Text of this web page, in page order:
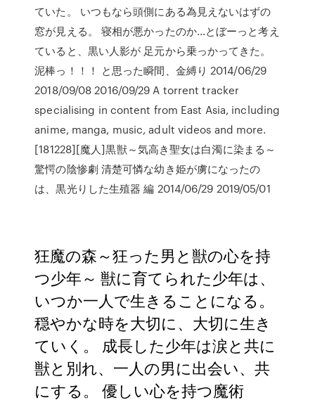
ていた。 いつもなら頭側にある為見えないはずの
窓が見える。 寝相が悪かったのか…とぼーっと考え
ていると、黒い人影が 足元から乗っかってきた。
泥棒っ！！！ と思った瞬間、金縛り 2014/06/29
2018/09/08 2016/09/29 A torrent tracker
specialising in content from East Asia, including
anime, manga, music, adult videos and more.
[181228][魔人]黒獣～気高き聖女は白濁に染まる～
驚愕の陰惨劇 清楚可憐な幼き姫が虜になったの
は、黒光りした生殖器 編 2014/06/29 2019/05/01
狂魔の森～狂った男と獣の心を持
つ少年～ 獣に育てられた少年は、
いつか一人で生きることになる。
穏やかな時を大切に、大切に生き
ていく。 成長した少年は涙と共に
獣と別れ、一人の男に出会い、共
にする。 優しい心を持つ魔術